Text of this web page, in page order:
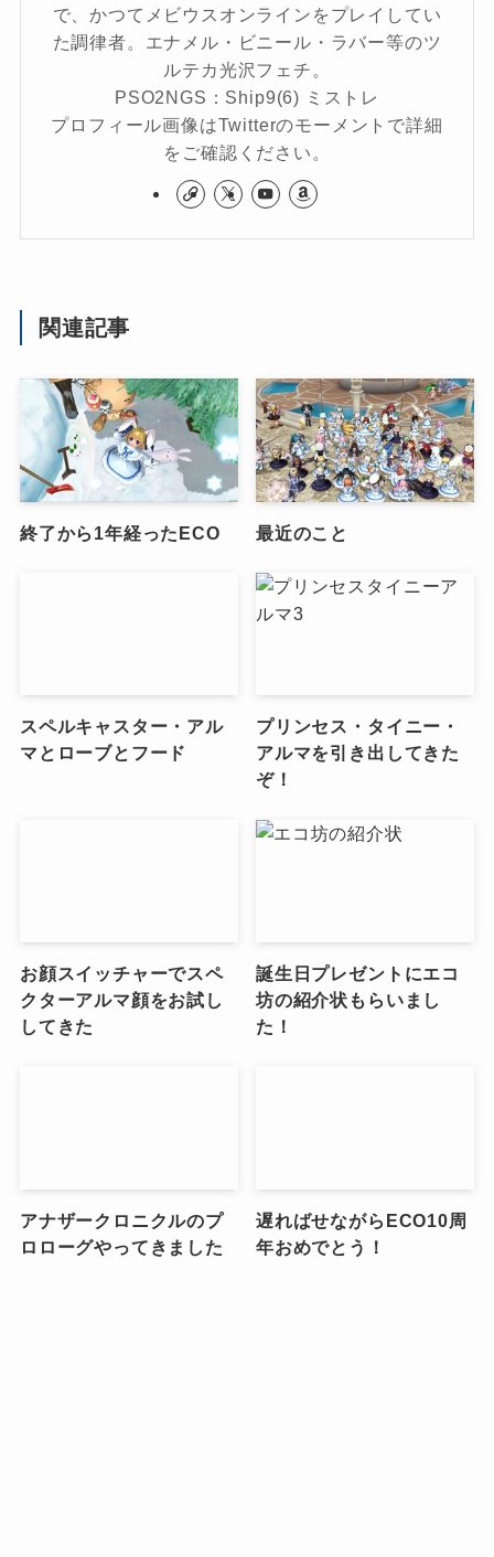
で、かつてメビウスオンラインをプレイしてい
た調律者。エナメル・ビニール・ラバー等のツ
ルテカ光沢フェチ。
PSO2NGS：Ship9(6) ミストレ
プロフィール画像はTwitterのモーメントで詳細
をご確認ください。
関連記事
終了から1年経ったECO 最近のこと
スペルキャスター・アル
マとローブとフード
プリンセス・タイニー・
アルマを引き出してきた
ぞ！
お顔スイッチャーでスペ
クターアルマ顔をお試し
してきた
誕生日プレゼントにエコ
坊の紹介状もらいまし
た！
アナザークロニクルのプ
ロローグやってきました
遅ればせながらECO10周
年おめでとう！